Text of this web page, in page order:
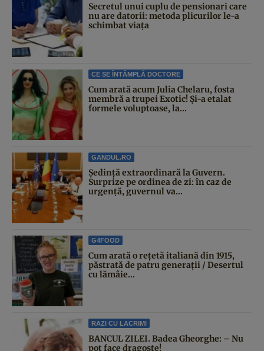
Secretul unui cuplu de pensionari care
nu are datorii: metoda plicurilor le-a
schimbat viața
CE SE ÎNTÂMPLĂ DOCTORE
Cum arată acum Julia Chelaru, fosta
membră a trupei Exotic! Și-a etalat
formele voluptoase, la...
GANDUL.RO
Şedinţă extraordinară la Guvern.
Surprize pe ordinea de zi: în caz de
urgență, guvernul va...
G4FOOD
Cum arată o rețetă italiană din 1915,
păstrată de patru generații / Desertul
cu lămâie...
RAZI CU LACRIMI
BANCUL ZILEI. Badea Gheorghe: – Nu
pot face dragoste!